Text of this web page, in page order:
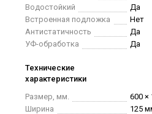
Водостойкий
Да
Встроенная подложка
Нет
Антистатичность
Да
УФ-обработка
Да
Технические
характеристики
Размер, мм.
600 ×
Ширина
125